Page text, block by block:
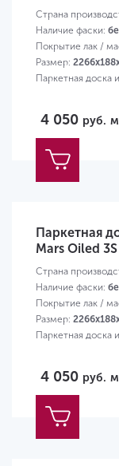
Страна
Наличие фаски:
Покрытие лак /
Размер:
Паркетная доска
4 050 руб.
Паркетная
Mars Oiled 3S
Страна
Наличие фаски:
Покрытие лак /
Размер:
Паркетная доска
4 050 руб.